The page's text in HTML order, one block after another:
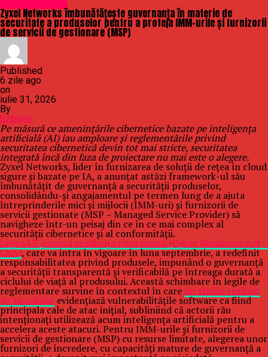
Zyxel Networks îmbunătățește guvernanța în materie de
securitate a produselor pentru a proteja IMM-urile și furnizorii
de servicii de gestionare (MSP)
Published
6 zile ago
on
iulie 31, 2026
By
b2bseo
Pe măsură ce amenințările cibernetice bazate pe inteligența
artificială (AI) iau amploare și reglementările privind
securitatea cibernetică devin tot mai stricte, securitatea
integrată încă din faza de proiectare nu mai este o alegere.
Zyxel Networks, lider în furnizarea de soluții de rețea în cloud
sigure și bazate pe IA, a anunțat astăzi framework-ul său
îmbunătățit de guvernanță a securității produselor,
consolidându-și angajamentul pe termen lung de a ajuta
întreprinderile mici și mijlocii (IMM-uri) și furnizorii de
servicii gestionate (MSP – Managed Service Provider) să
navigheze într-un peisaj din ce în ce mai complex al
securității cibernetice și al conformității.
Legea UE privind reziliența cibernetică (Cyber Resilience Act –
CRA), care va intra în vigoare în luna septembrie, a redefinit
responsabilitatea privind produsele, impunând o guvernanță
a securității transparentă și verificabilă pe întreaga durată a
ciclului de viață al produsului. Această schimbare în legile de
reglementare survine în contextul în careun studiu realizat
de Mandiant evidențiază vulnerabilitățile software ca fiind
principala cale de atac inițial, subliniind că actorii rău
intenționați utilizează acum inteligența artificială pentru a
accelera aceste atacuri. Pentru IMM-urile și furnizorii de
servicii de gestionare (MSP) cu resurse limitate, alegerea unor
furnizori de încredere, cu capacități mature de guvernanță a